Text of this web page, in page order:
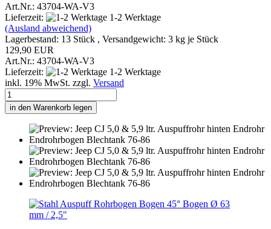
Art.Nr.: 43704-WA-V3
Lieferzeit:
1-2 Werktage
(Ausland abweichend)
Lagerbestand: 13 Stück , Versandgewicht: 3 kg je Stück
129,90 EUR
Art.Nr.: 43704-WA-V3
Lieferzeit:
1-2 Werktage
inkl. 19% MwSt. zzgl. Versand
in den Warenkorb legen